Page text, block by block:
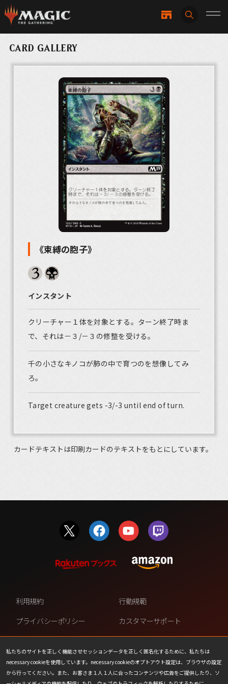
CARD GALLERY
《束縛の胞子》
インスタント
クリーチャー１体を対象とする。ターン終了時ま
で、それは－３/－３の修整を受ける。
千の小さなキノコが肺の中で育つのを想像してみ
ろ。
Target creature gets -3/-3 until end of turn.
カードテキストは印刷カードのテキストをもとにしています。
私たちのサイトを正しく機能させセッションデータを正しく匿名化するために、私たちは
necessary cookieを使用しています。necessary cookieのオプトアウト設定は、ブラウザの設定
から行ってください。また、お客さま１人１人に合ったコンテンツや広告をご提供したり、ソ
利用規約
行動規範
プライバシーポリシー
カスタマーサポート
ファンコンテンツ・ポリシー
個人情報の販売や共有を許可し
ない
COOKIE
プレスリリース